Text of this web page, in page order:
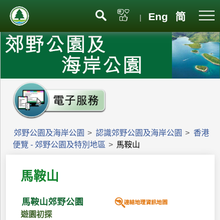
| Eng 简
郊野公園及海岸公園 > 認識郊野公園及海岸公園 > 香港
便覽 - 郊野公園及特別地區 > 馬鞍山
馬鞍山
馬鞍山郊野公園
遊園初探